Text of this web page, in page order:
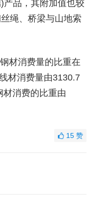
产品，其附加值也较
绳、桥梁与山地索
材消费量的比重在
材消费量由3130.7
材消费的比重由
15赞